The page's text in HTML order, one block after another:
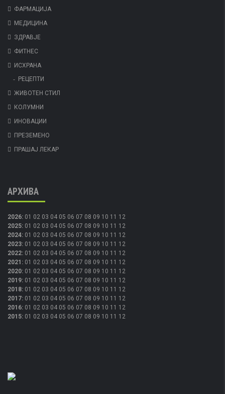
ФАРМАЦИЈА
МЕДИЦИНА
ЗДРАВЈЕ
ФИТНЕС
ИСХРАНА
РЕЦЕПТИ
ЖИВОТЕН СТИЛ
КОЛУМНИ
ИНОВАЦИИ
ПРЕЗЕМЕНО
ПРАШАЈ ЛЕКАР
АРХИВА
2026: 01 02 03 04 05 06 07 08 09 10 11 12
2025: 01 02 03 04 05 06 07 08 09 10 11 12
2024: 01 02 03 04 05 06 07 08 09 10 11 12
2023: 01 02 03 04 05 06 07 08 09 10 11 12
2022: 01 02 03 04 05 06 07 08 09 10 11 12
2021 : 01 02 03 04 05 06 07 08 09 10 11 12
2020: 01 02 03 04 05 06 07 08 09 10 11 12
2019: 01 02 03 04 05 06 07 08 09 10 11 12
2018: 01 02 03 04 05 06 07 08 09 10 11 12
2017: 01 02 03 04 05 06 07 08 09 10 11 12
2016: 01 02 03 04 05 06 07 08 09 10 11 12
2015: 01 02 03 04 05 06 07 08 09 10 11 12